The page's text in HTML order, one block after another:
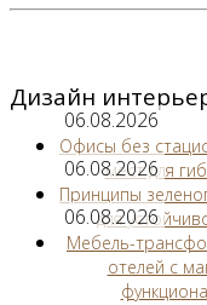
Дизайн
06.08.2026
Офисы без
мест для
06.08.2026
Принципы
для
06.08.2026
Мебель-
отелей с